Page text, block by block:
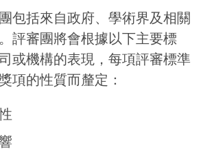
包括來自政府、學術界及相關
評審團將會根據以下主要標
或機構的表現，每項評審標準
項的性質而釐定：